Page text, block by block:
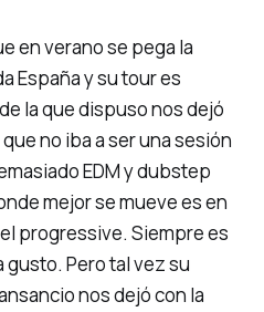
en verano se pega la
España y su tour es
la que dispuso nos dejó
no iba a ser una sesión
EDM y dubstep
mejor se mueve es en
progressive. Siempre es
Pero tal vez su
nos dejó con la